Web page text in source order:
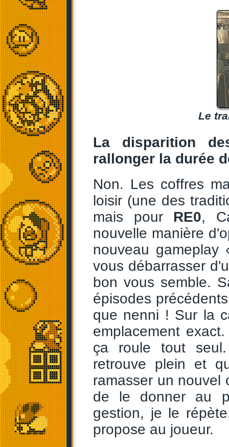
Le
La disparition
rallonger la durée
Non. Les coffres
loisir (une des
mais pour RE0,
nouvelle manière
nouveau
vous débarrasser
bon vous semble.
épisodes
que nenni ! Sur la
emplacement
ça roule tout
retrouve plein et
ramasser un nouvel
de le donner au
gestion, je le
propose au joueur.